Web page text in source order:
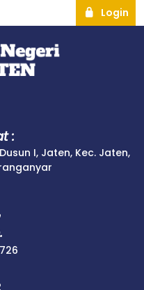
Login
:
I, Jaten, Kec. Jaten,